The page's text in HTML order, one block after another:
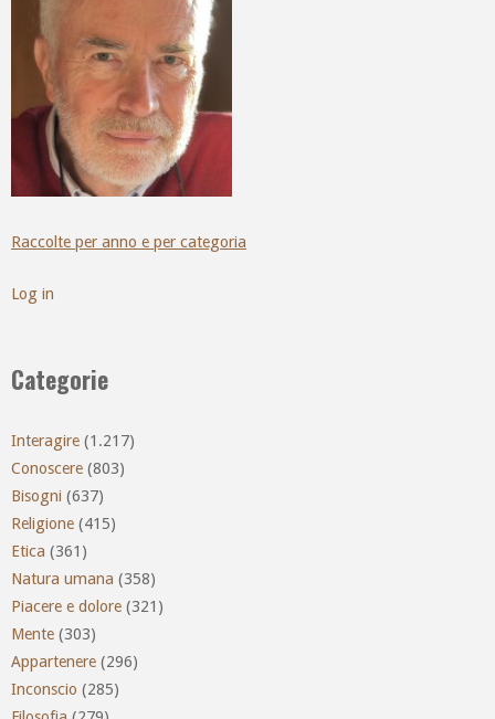
Raccolte per anno e per categoria
Log in
Categorie
Interagire (1.217)
Conoscere (803)
Bisogni (637)
Religione (415)
Etica (361)
Natura umana (358)
Piacere e dolore (321)
Mente (303)
Appartenere (296)
Inconscio (285)